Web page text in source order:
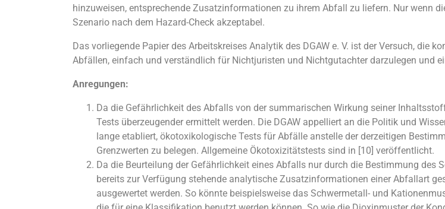
hinzuweisen, entsprechende Zusatzinformationen zu ihrem Abfall zu liefern. Nur wenn
Szenario nach dem Hazard-Check akzeptabel.
Das vorliegende Papier des Arbeitskreises Analytik des DGAW e. V. ist der Versuch, die
Abfällen, einfach und verständlich für Nichtjuristen und Nichtgutachter darzulegen und
Anregungen:
Da die Gefährlichkeit des Abfalls von der summarischen Wirkung seiner
Tests überzeugender ermittelt werden. Die DGAW appelliert an die Politik und
lange etabliert, ökotoxikologische Tests für Abfälle anstelle der derzeitigen
Grenzwerten zu belegen. Allgemeine Ökotoxizitätstests sind in [10] veröffentlicht.
Da die Beurteilung der Gefährlichkeit eines Abfalls nur durch die Bestimmung
bereits zur Verfügung stehende analytische Zusatzinformationen einer Abfallart
ausgewertet werden. So könnte beispielsweise das Schwermetall- und